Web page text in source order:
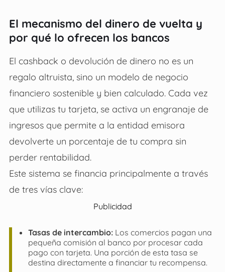
El mecanismo del dinero de vuelta y
por qué lo ofrecen los bancos
El cashback o devolución de dinero no es un
regalo altruista, sino un modelo de negocio
financiero sostenible y bien calculado. Cada vez
que utilizas tu tarjeta, se activa un engranaje de
ingresos que permite a la entidad emisora
devolverte un porcentaje de tu compra sin
perder rentabilidad.
Este sistema se financia principalmente a través
de tres vías clave:
Publicidad
Tasas de intercambio:Los comercios pagan una
pequeña comisión al banco por procesar cada
pago con tarjeta. Una porción de esta tasa se
destina directamente a financiar tu recompensa.